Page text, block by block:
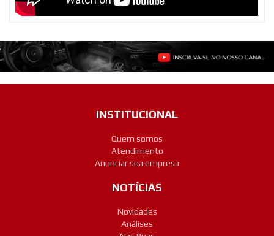
INSTITUCIONAL
Quem somos
Atendimento
Anunciar sua empresa
NOTÍCIAS
Novidades
Análises